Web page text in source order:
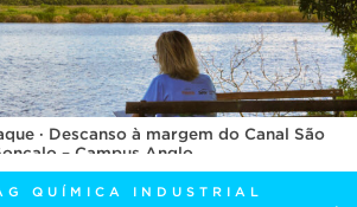
· Descanso à margem do Canal São
– Campus Anglo
QUÍMICA INDUSTRIAL